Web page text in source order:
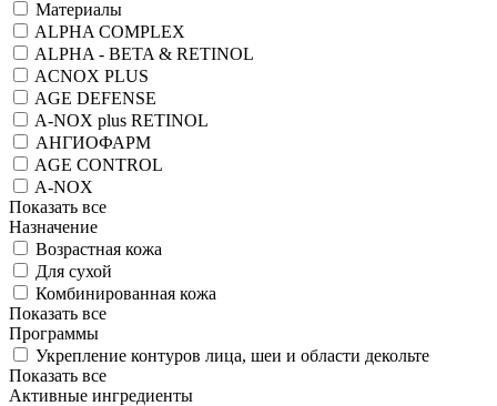
Материалы
ALPHA COMPLEX
ALPHA - BETA & RETINOL
ACNOX PLUS
AGE DEFENSE
A-NOX plus RETINOL
АНГИОФАРМ
AGE CONTROL
A-NOX
Показать все
Назначение
Возрастная кожа
Для сухой
Комбинированная кожа
Показать все
Программы
Укрепление контуров лица, шеи и области декольте
Показать все
Активные ингредиенты